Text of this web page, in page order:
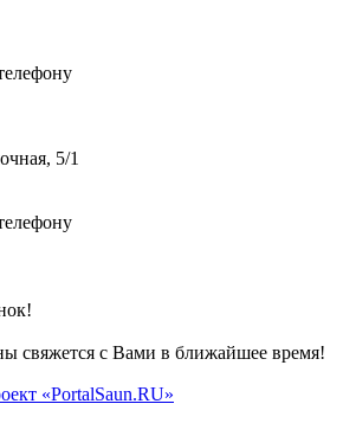
5/1
свяжется с Вами в ближайшее время!
«PortalSaun.RU»